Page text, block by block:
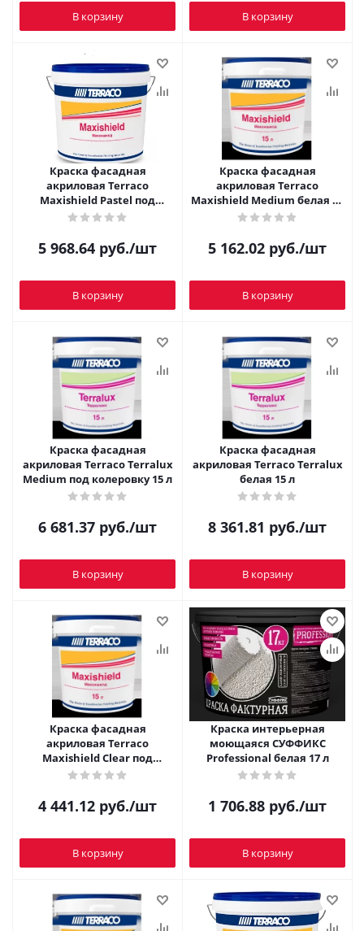
В корзину В корзину
Краска фасадная
акриловая Terraco
Maxishield Pastel под
колеровку 15 л
5 968.64 руб./шт
В корзину
Краска фасадная
акриловая Terraco
Maxishield Medium белая 15
л
5 162.02 руб./шт
В корзину
Краска фасадная
акриловая Terraco Terralux
Medium под колеровку 15 л
6 681.37 руб./шт
В корзину
Краска фасадная
акриловая Terraco Terralux
белая 15 л
8 361.81 руб./шт
В корзину
Краска фасадная
акриловая Terraco
Maxishield Clear под
колеровку 15 л
4 441.12 руб./шт
В корзину
Краска интерьерная
моющаяся СУФФИКС
Professional белая 17 л
1 706.88 руб./шт
В корзину